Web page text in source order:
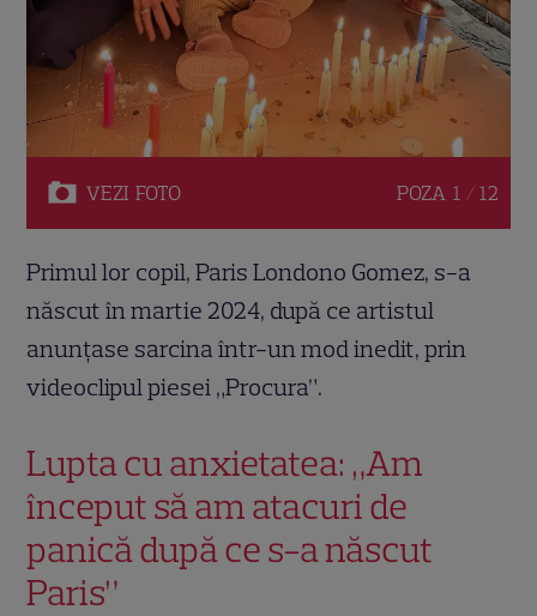
VEZI FOTO POZA 1 / 12
Primul lor copil, Paris Londono Gomez, s-a
născut în martie 2024, după ce artistul
anunțase sarcina într-un mod inedit, prin
videoclipul piesei „Procura”.
Lupta cu anxietatea: „Am
început să am atacuri de
panică după ce s-a născut
Paris”